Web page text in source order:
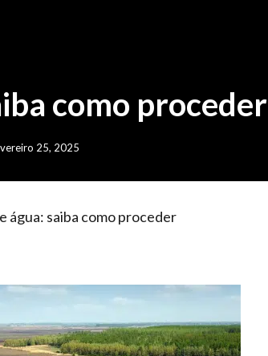
como proceder
25, 2025
água: saiba como proceder